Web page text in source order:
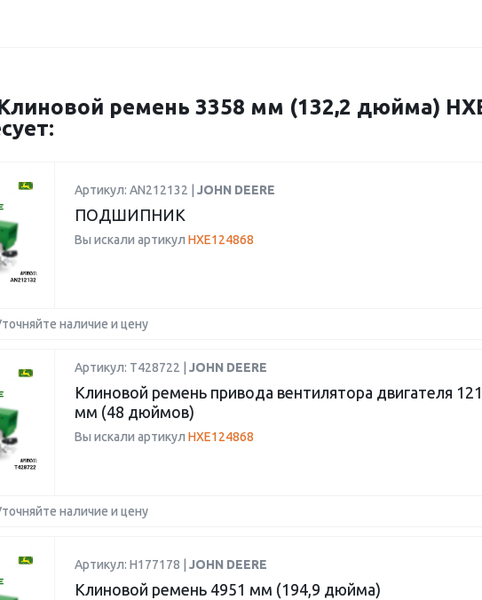
ремень 3358 мм (132,2 дюйма)
Артикул: AN212132 | JOHN DEERE
ПОДШИПНИК
Вы искали артикул HXE124868
наличие и цену
Артикул: T428722 | JOHN DEERE
Клиновой ремень привода вентилятора двигателя
мм (48 дюймов)
Вы искали артикул HXE124868
наличие и цену
Артикул: H177178 | JOHN DEERE
Клиновой ремень 4951 мм (194,9 дюйма)